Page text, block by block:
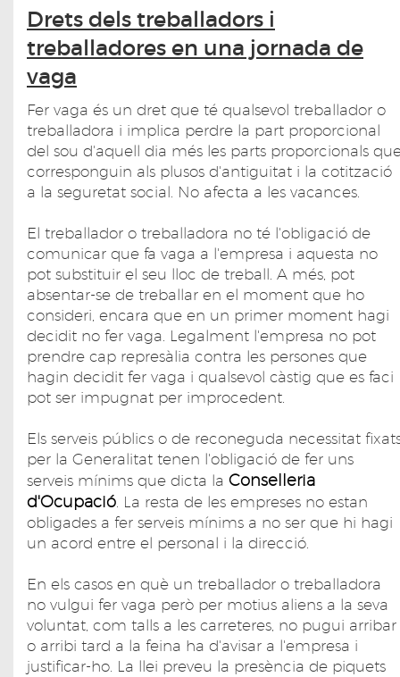
Drets dels treballadors i
treballadores en una jornada de
vaga
Fer vaga és un dret que té qualsevol treballador o
treballadora i implica perdre la part proporcional
del sou d'aquell dia més les parts proporcionals
corresponguin als plusos d'antiguitat i la cotització
a la seguretat social. No afecta a les vacances.
El treballador o treballadora no té l'obligació de
comunicar que fa vaga a l'empresa i aquesta no
pot substituir el seu lloc de treball. A més, pot
absentar-se de treballar en el moment que ho
consideri, encara que en un primer moment hagi
decidit no fer vaga. Legalment l'empresa no pot
prendre cap represàlia contra les persones que
hagin decidit fer vaga i qualsevol càstig que es faci
pot ser impugnat per improcedent.
Els serveis públics o de reconeguda necessitat
per la Generalitat tenen l'obligació de fer uns
serveis mínims que dicta la Conselleria
d'Ocupació. La resta de les empreses no estan
obligades a fer serveis mínims a no ser que hi hagi
un acord entre el personal i la direcció.
En els casos en què un treballador o treballadora
no vulgui fer vaga però per motius aliens a la seva
voluntat, com talls a les carreteres, no pugui arribar
o arribi tard a la feina ha d'avisar a l'empresa i
justificar-ho. La llei preveu la presència de piquets